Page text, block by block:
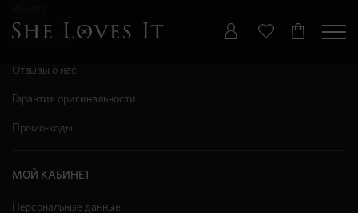
О магазине
Отзывы о нас
Гарантия оригинальности
Промо-коды
МОЙ КАБИНЕТ
Персональные данные